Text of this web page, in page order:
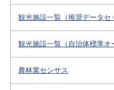
観光施設一覧（推奨データセ
観光施設一覧（自治体標準オ
農林業センサス